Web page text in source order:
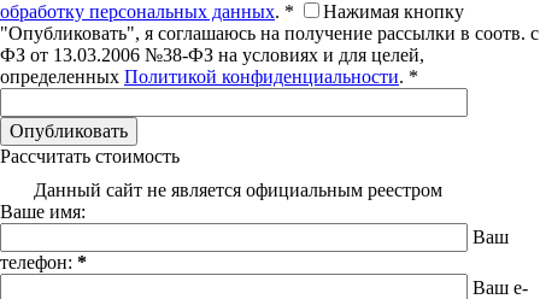
обработку персональных данных. *
Нажимая кнопку
"Опубликовать", я соглашаюсь на получение рассылки в соотв. с
ФЗ от 13.03.2006 №38-ФЗ на условиях и для целей,
определенных Политикой конфиденциальности. *
Рассчитать стоимость
Данный сайт не является официальным реестром
Ваше имя:
Ваш
телефон: *
Ваш e-